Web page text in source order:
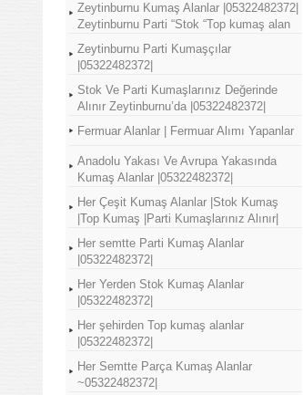
Zeytinburnu Kumaş Alanlar |05322482372|
Zeytinburnu Parti “Stok “Top kumaş alan
Zeytinburnu Parti Kumaşçılar
|05322482372|
Stok Ve Parti Kumaşlarınız Değerinde
Alınır Zeytinburnu’da |05322482372|
Fermuar Alanlar | Fermuar Alımı Yapanlar
Anadolu Yakası Ve Avrupa Yakasında
Kumaş Alanlar |05322482372|
Her Çeşit Kumaş Alanlar |Stok Kumaş
|Top Kumaş |Parti Kumaşlarınız Alınır|
Her semtte Parti Kumaş Alanlar
|05322482372|
Her Yerden Stok Kumaş Alanlar
|05322482372|
Her şehirden Top kumaş alanlar
|05322482372|
Her Semtte Parça Kumaş Alanlar
~05322482372|